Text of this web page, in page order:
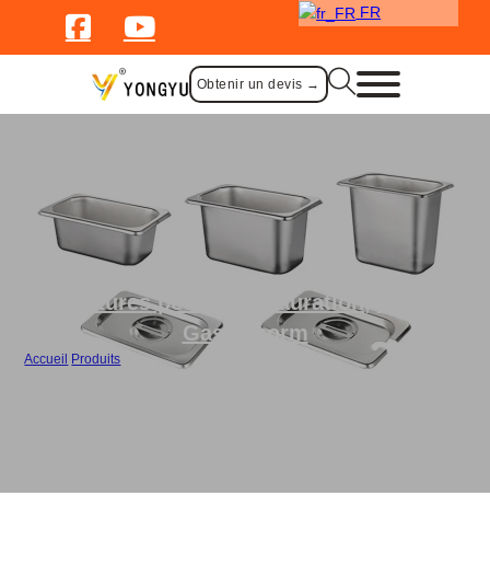
FR
Obtenir un devis →
Fournitures pour la restauration
Gastronorm
Accueil Produits